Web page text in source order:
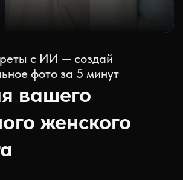
с ИИ — создай
фото за 5 минут
вашего
женского